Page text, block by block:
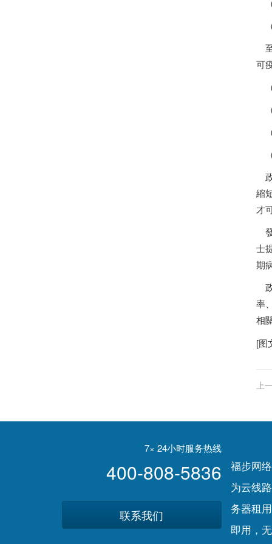
可
縮
才
士
期
率
相
[图
上
7× 24小时服务热线
400-808-5836
联系我们
福步网
为云线
务器租
即用，